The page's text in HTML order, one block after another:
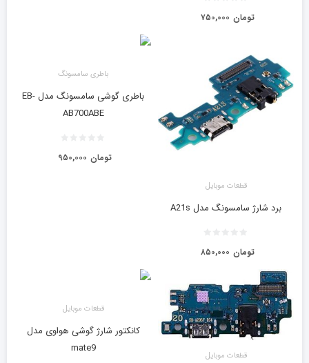
۷۵۰,۰۰۰ تومان
قطعات موبایل
برد شارژ سامسونگ مدل A21s
۸۵۰,۰۰۰ تومان
باطری سامسونگ
باطری گوشی سامسونگ مدل EB-
AB700ABE
۹۵۰,۰۰۰ تومان
قطعات موبایل
قطعات موبایل
کانکتور شارژ گوشی هواوی مدل
mate9